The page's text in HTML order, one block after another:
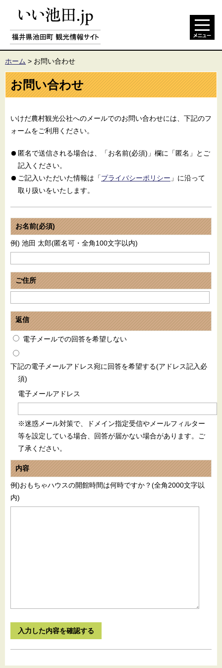
ホーム > お問い合わせ
お問い合わせ
いけだ農村観光公社へのメールでのお問い合わせには、下記のフ
ォームをご利用ください。
匿名で送信される場合は、「お名前(必須)」欄に「匿名」とご
記入ください。
ご記入いただいた情報は「プライバシーポリシー 」に沿って
取り扱いをいたします。
お名前(必須)
例) 池田 太郎(匿名可・全角100文字以内)
ご住所
返信
電子メールでの回答を希望しない
下記の電子メールアドレス宛に回答を希望する(アドレス記入必
須)
電子メールアドレス
※迷惑メール対策で、ドメイン指定受信やメールフィルター
等を設定している場合、回答が届かない場合があります。ご
了承ください。
内容
例)おもちゃハウスの開館時間は何時ですか？(全角2000文字以
内)